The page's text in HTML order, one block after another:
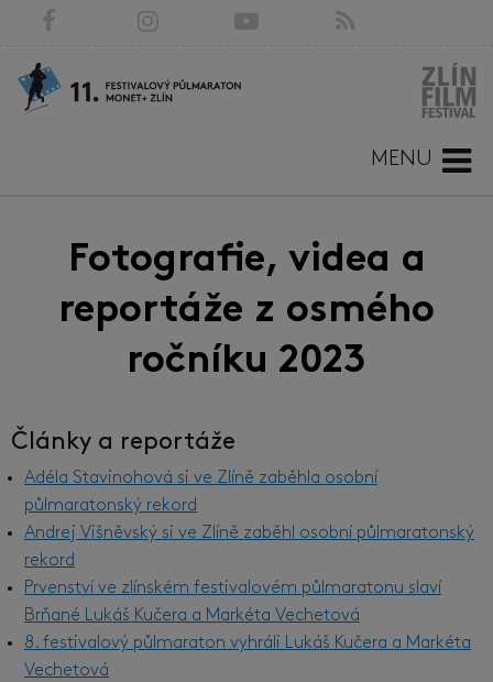
MENU
Fotografie, videa a
reportáže z osmého
ročníku 2023
Články a reportáže
Adéla Stavinohová si ve Zlíně zaběhla osobní
půlmaratonský rekord
Andrej Višněvský si ve Zlíně zaběhl osobní půlmaratonský
rekord
Prvenství ve zlínském festivalovém půlmaratonu slaví
Brňané Lukáš Kučera a Markéta Vechetová
8. festivalový půlmaraton vyhráli Lukáš Kučera a Markéta
Vechetová